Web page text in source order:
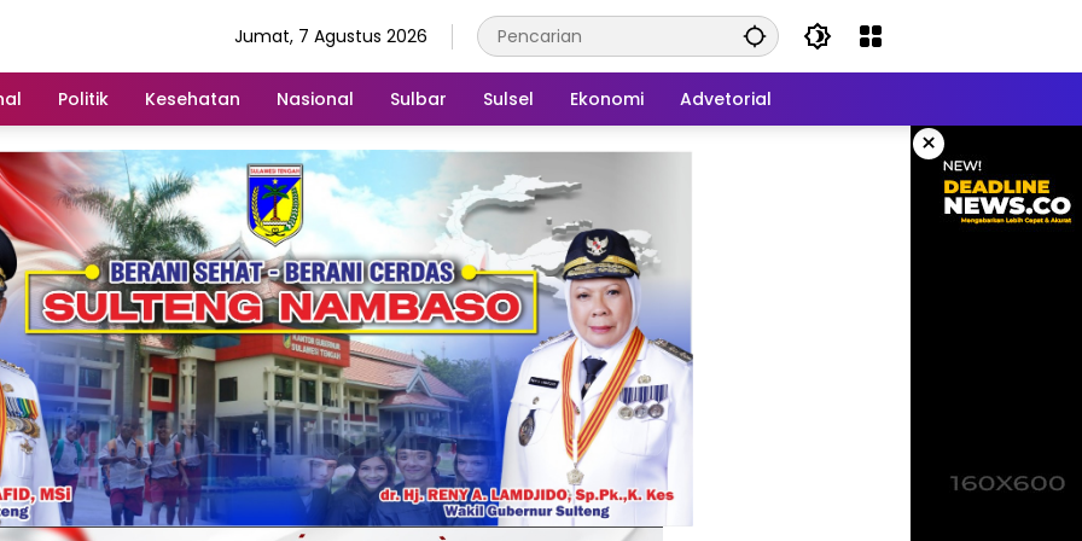
Jumat, 7 Agustus 2026
Politik Kesehatan Nasional Sulbar Sulsel Ekonomi Advetorial
×